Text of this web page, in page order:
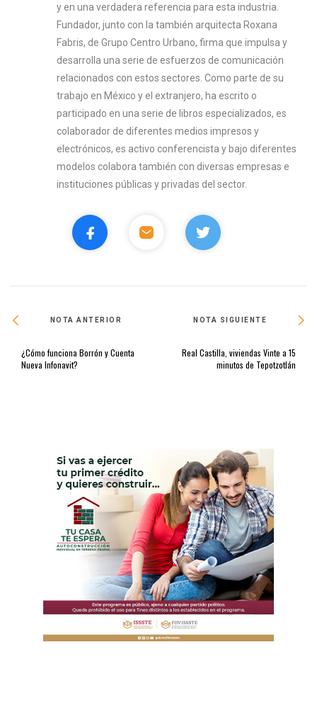
y en una verdadera referencia para esta industria.
Fundador, junto con la también arquitecta Roxana
Fabris, de Grupo Centro Urbano, firma que impulsa y
desarrolla una serie de esfuerzos de comunicación
relacionados con estos sectores. Como parte de su
trabajo en México y el extranjero, ha escrito o
participado en una serie de libros especializados, es
colaborador de diferentes medios impresos y
electrónicos, es activo conferencista y bajo diferentes
modelos colabora también con diversas empresas e
instituciones públicas y privadas del sector.
NOTA ANTERIOR
¿Cómo funciona Borrón y Cuenta
Nueva Infonavit?
NOTA SIGUIENTE
Real Castilla, viviendas Vinte a 15
minutos de Tepotzotlán